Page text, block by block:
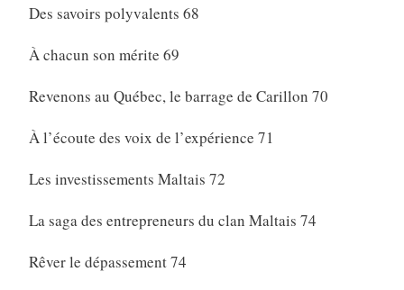
Des savoirs polyvalents 68
À chacun son mérite 69
Revenons au Québec, le barrage de Carillon 70
À l’écoute des voix de l’expérience 71
Les investissements Maltais 72
La saga des entrepreneurs du clan Maltais 74
Rêver le dépassement 74